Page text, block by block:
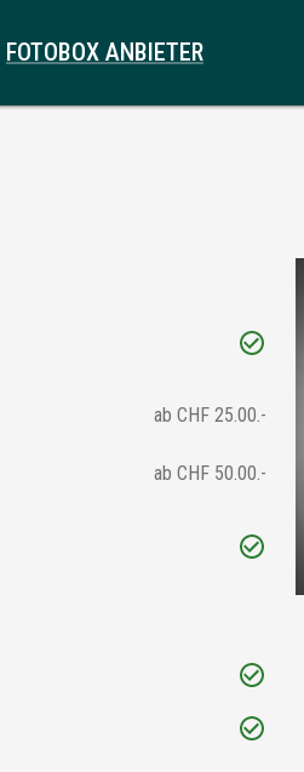
FOTOBOX ANBIETER
ab CHF 25.00.-
ab CHF 50.00.-